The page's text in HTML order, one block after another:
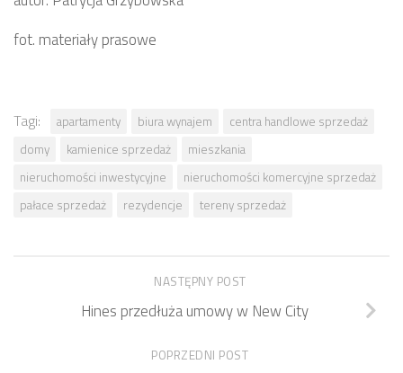
fot. materiały prasowe
Tagi: apartamenty biura wynajem
centra handlowe sprzedaż
domy
kamienice sprzedaż
mieszkania
nieruchomości inwestycyjne
nieruchomości komercyjne sprzedaż
pałace sprzedaż
rezydencje tereny sprzedaż
NASTĘPNY POST
Hines przedłuża umowy w New City
POPRZEDNI POST